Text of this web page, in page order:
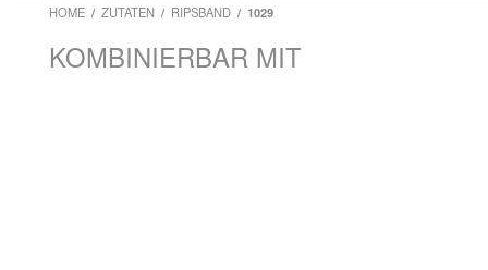
HOME ZUTATEN RIPSBAND 1029
KOMBINIERBAR MIT